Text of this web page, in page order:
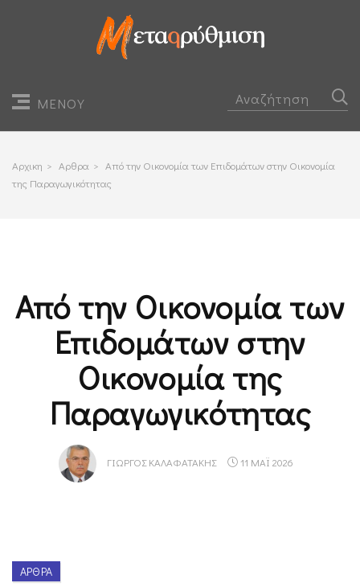
ΜΕΝΟΥ
Αρχικη > Αρθρα > Από την Οικονομία των Επιδομάτων στην Οικονομία
της Παραγωγικότητας
Από την Οικονομία των
Επιδομάτων στην
Οικονομία της
Παραγωγικότητας
ΓΙΏΡΓΟΣ ΚΑΛΑΦΑΤΆΚΗΣ 11 ΜΑΪ 2026
ΆΡΘΡΑ